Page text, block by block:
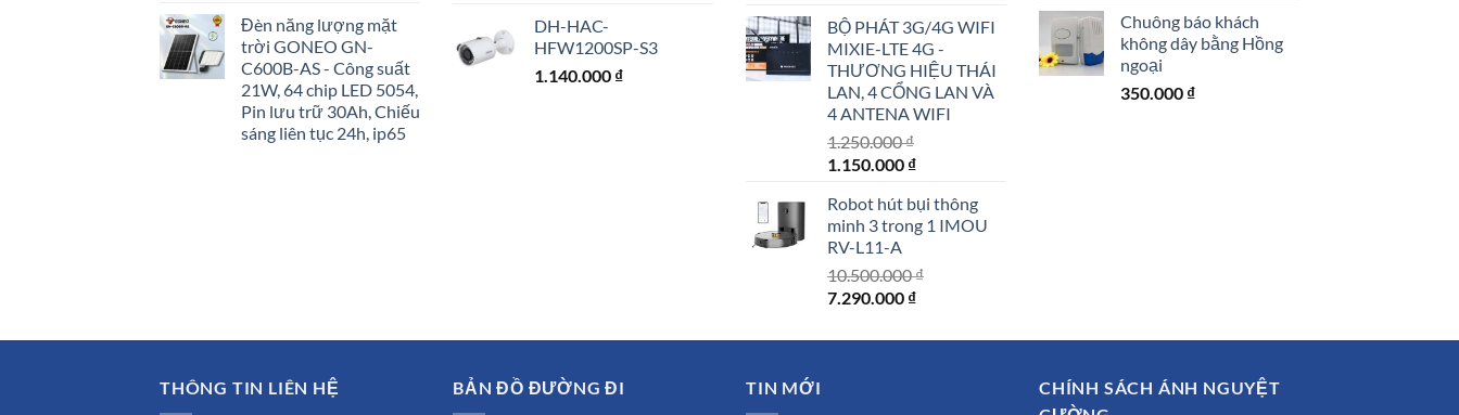
Đèn năng lượng mặt
trời GONEO GN-
C600B-AS - Công suất
21W, 64 chip LED 5054,
Pin lưu trữ 30Ah, Chiếu
sáng liên tục 24h, ip65
DH-HAC-
HFW1200SP-S3
1.140.000 ₫
là:
8.900.000 ₫.
tại
là:
8.400.000 ₫.
BỘ PHÁT 3G/4G WIFI
MIXIE-LTE 4G -
THƯƠNG HIỆU THÁI
LAN, 4 CỔNG LAN VÀ
4 ANTENA WIFI
1.250.000₫
Giá
là:
1.250.000 ₫.
1.150.000 ₫Giá
tại
là:
Robot hút bụi thông
minh 3 trong 1 IMOU
RV-L11-A
10.500.000₫
Giá
là:
7.290.000 ₫Giá
tại
Chuông báo khách
không dây bằng Hồng
ngoại
350.000 ₫
THÔNG TIN LIÊN HỆ BẢN ĐỒ ĐƯỜNG ĐI TIN MỚI
CHÍNH SÁCH ÁNH NGUYỆT